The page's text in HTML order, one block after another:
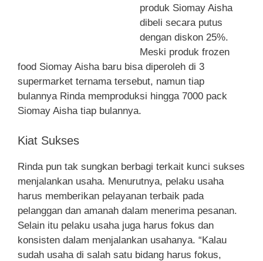
produk Siomay Aisha
dibeli secara putus
dengan diskon 25%.
Meski produk frozen
food Siomay Aisha baru bisa diperoleh di 3
supermarket ternama tersebut, namun tiap
bulannya Rinda memproduksi hingga 7000 pack
Siomay Aisha tiap bulannya.
Kiat Sukses
Rinda pun tak sungkan berbagi terkait kunci sukses
menjalankan usaha. Menurutnya, pelaku usaha
harus memberikan pelayanan terbaik pada
pelanggan dan amanah dalam menerima pesanan.
Selain itu pelaku usaha juga harus fokus dan
konsisten dalam menjalankan usahanya. “Kalau
sudah usaha di salah satu bidang harus fokus,